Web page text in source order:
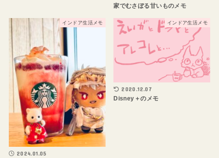
家でむさぼる甘いものメモ
インドア生活メモ
2024.01.05
インドア生活メモ
2020.12.07
Disney＋のメモ